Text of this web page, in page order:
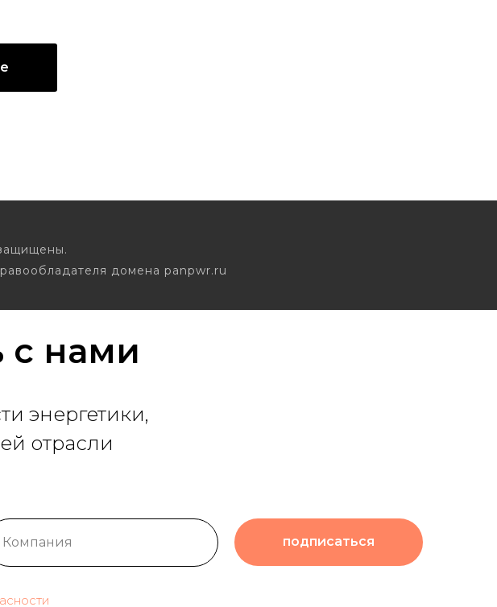
домена panpwr.ru
с нами
энергетики,
отрасли
подписаться